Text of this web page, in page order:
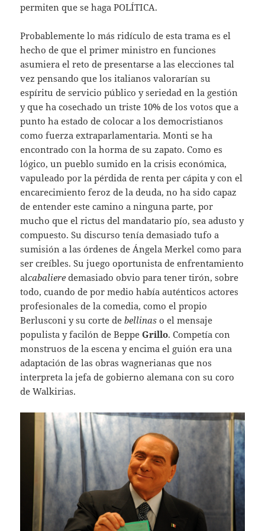
permiten que se haga POLÍTICA.
Probablemente lo más ridículo de esta trama es el
hecho de que el primer ministro en funciones
asumiera el reto de presentarse a las elecciones tal
vez pensando que los italianos valorarían su
espíritu de servicio público y seriedad en la gestión
y que ha cosechado un triste 10% de los votos que a
punto ha estado de colocar a los democristianos
como fuerza extraparlamentaria. Monti se ha
encontrado con la horma de su zapato. Como es
lógico, un pueblo sumido en la crisis económica,
vapuleado por la pérdida de renta per cápita y con el
encarecimiento feroz de la deuda, no ha sido capaz
de entender este camino a ninguna parte, por
mucho que el rictus del mandatario pío, sea adusto y
compuesto. Su discurso tenía demasiado tufo a
sumisión a las órdenes de Ángela Merkel como para
ser creíbles. Su juego oportunista de enfrentamiento
alcabalieredemasiado obvio para tener tirón, sobre
todo, cuando de por medio había auténticos actores
profesionales de la comedia, como el propio
Berlusconi y su corte de bellinaso el mensaje
populista y facilón de BeppeGrillo. Competía con
monstruos de la escena y encima el guión era una
adaptación de las obras wagnerianas que nos
interpreta la jefa de gobierno alemana con su coro
de Walkirias.